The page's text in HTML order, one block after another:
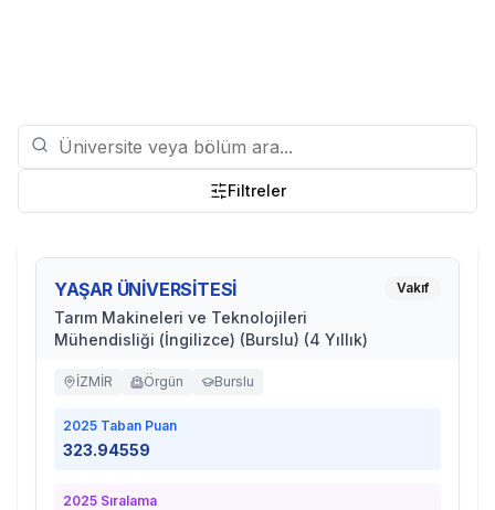
Filtreler
YAŞAR ÜNİVERSİTESİ
Tarım Makineleri ve Teknolojileri
Mühendisliği (İngilizce) (Burslu) (4 Yıllık)
Vakıf
İZMİR Örgün Burslu
2025 Taban Puan
323.94559
2025 Sıralama